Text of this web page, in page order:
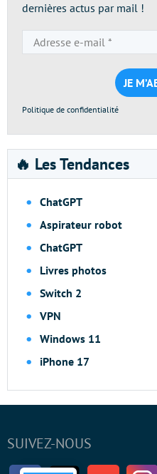
dernières actus par mail !
Politique de confidentialité
🔥 Les Tendances
ChatGPT
Aspirateur robot
ChatGPT
Livres photos
Switch 2
VPN
Windows 11
iPhone 17
SUIVEZ-NOUS